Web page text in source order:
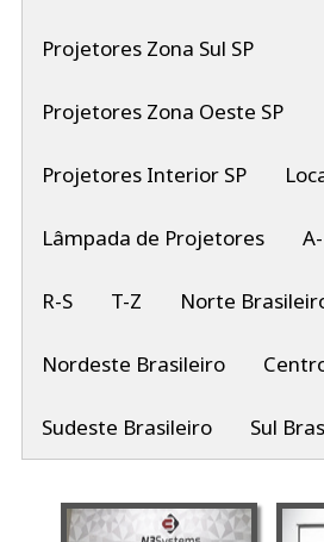
Projetores Zona Sul SP
Projetores Zona Oeste SP
Projetores Interior SP
Lâmpada de Projetores
R-S T-Z Norte
Nordeste Brasileiro
Sudeste Brasileiro Sul